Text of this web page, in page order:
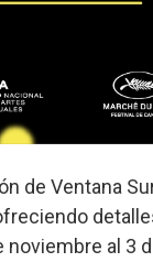
de Ventana
noviembre al 3